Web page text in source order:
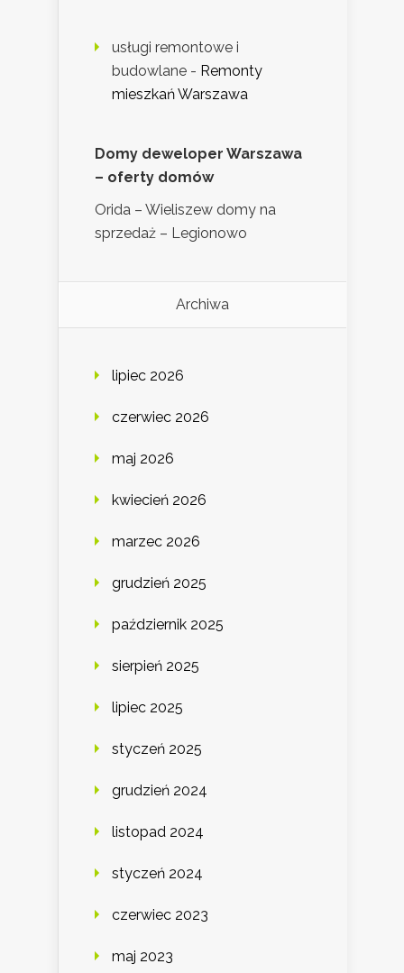
usługi remontowe i
budowlane - Remonty
mieszkań Warszawa
Domy deweloper Warszawa
– oferty domów
Orida – Wieliszew domy na
sprzedaż – Legionowo
Archiwa
lipiec 2026
czerwiec 2026
maj 2026
kwiecień 2026
marzec 2026
grudzień 2025
październik 2025
sierpień 2025
lipiec 2025
styczeń 2025
grudzień 2024
listopad 2024
styczeń 2024
czerwiec 2023
maj 2023